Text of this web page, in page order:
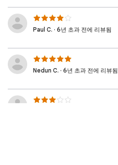
Paul C. · 6년 초과 전에 리뷰됨
Nedun C. · 6년 초과 전에 리뷰됨